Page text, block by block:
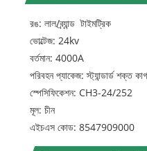
রঙ: লাল/ব্র্যান্ড টাইমট্রিক
ভোল্টেজ: 24kv
বর্তমান: 4000A
পরিবহন প্যাকেজ: স্ট্যান্ডার্ড শক্ত
স্পেসিফিকেশন: CH3-24/252
মূল: চীন
এইচএস কোড: 8547909000